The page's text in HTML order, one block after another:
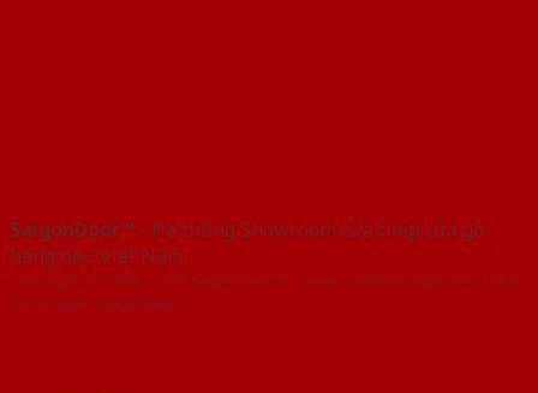
SaigonDoor™ - Hệ thống Showroom cửa thép cửa gỗ
hàng đầu Việt Nam
Copyright ⓒ 2016 – 2026 SaigonDoor™ - www.cuathepcuago.com | Đơn
vị chủ quản SaigonDoor